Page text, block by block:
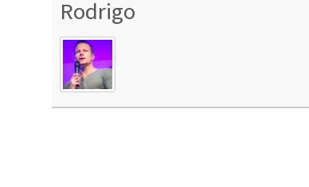
Rodrigo